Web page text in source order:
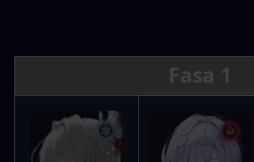
Fasa 1